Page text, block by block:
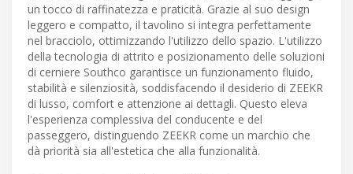
un tocco di raffinatezza e praticità. Grazie al suo design
leggero e compatto, il tavolino si integra perfettamente
nel bracciolo, ottimizzando l'utilizzo dello spazio. L'utilizzo
della tecnologia di attrito e posizionamento delle soluzioni
di cerniere Southco garantisce un funzionamento fluido,
stabilità e silenziosità, soddisfacendo il desiderio di ZEEKR
di lusso, comfort e attenzione ai dettagli. Questo eleva
l'esperienza complessiva del conducente e del
passeggero, distinguendo ZEEKR come un marchio che
dà priorità sia all'estetica che alla funzionalità.